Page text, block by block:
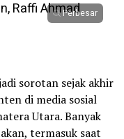
Perbesar
sorotan sejak akhir
di media sosial
Utara. Banyak
termasuk saat